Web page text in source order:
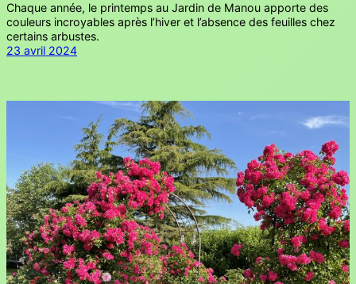
Chaque année, le printemps au Jardin de Manou apporte des
couleurs incroyables après l’hiver et l’absence des feuilles chez
certains arbustes.
23 avril 2024